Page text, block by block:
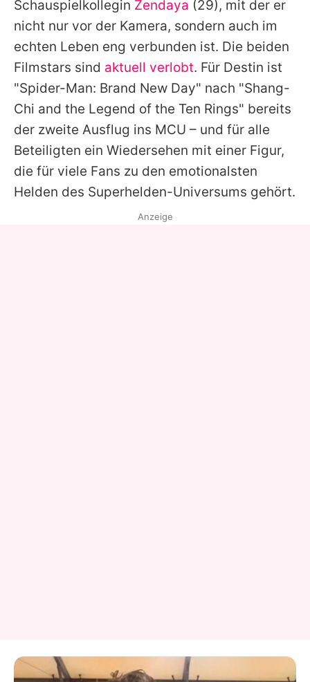
Schauspielkollegin Zendaya (29), mit der er
nicht nur vor der Kamera, sondern auch im
echten Leben eng verbunden ist. Die beiden
Filmstars sind aktuell verlobt. Für Destin ist
"Spider-Man: Brand New Day" nach "Shang-
Chi and the Legend of the Ten Rings" bereits
der zweite Ausflug ins MCU – und für alle
Beteiligten ein Wiedersehen mit einer Figur,
die für viele Fans zu den emotionalsten
Helden des Superhelden-Universums gehört.
Anzeige